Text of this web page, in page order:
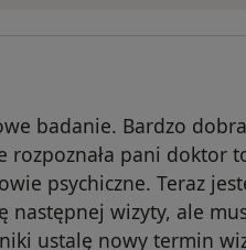
badanie. Bardzo
rozpoznała pani doktor
psychiczne. Teraz
następnej wizyty, ale
ustalę nowy termin